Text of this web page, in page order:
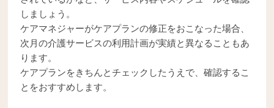
しましょう。
ケアマネジャーがケアプランの修正をおこなった場合、
次月の介護サービスの利用計画が実績と異なることもあ
ります。
ケアプランをきちんとチェックしたうえで、確認するこ
とをおすすめします。